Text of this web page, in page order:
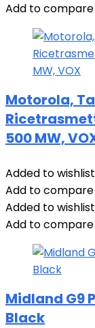
Add to compare
Motorola,
500 MW,
Added to wishlist
Add to compare
Added to wishlist
Add to compare
Midland G9
Black